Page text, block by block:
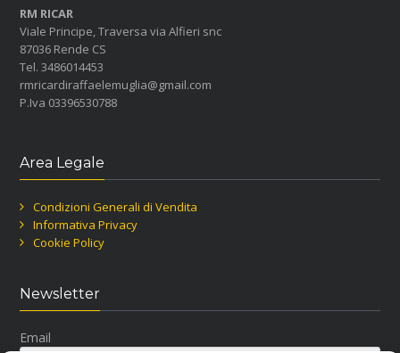
RM RICAR
Viale Principe, Traversa via Alfieri snc
87036 Rende CS
Tel. 3486014453
rmricardiraffaelemuglia@gmail.com
P.Iva 03396530788
Area Legale
Condizioni Generali di Vendita
Informativa Privacy
Cookie Policy
Newsletter
Email